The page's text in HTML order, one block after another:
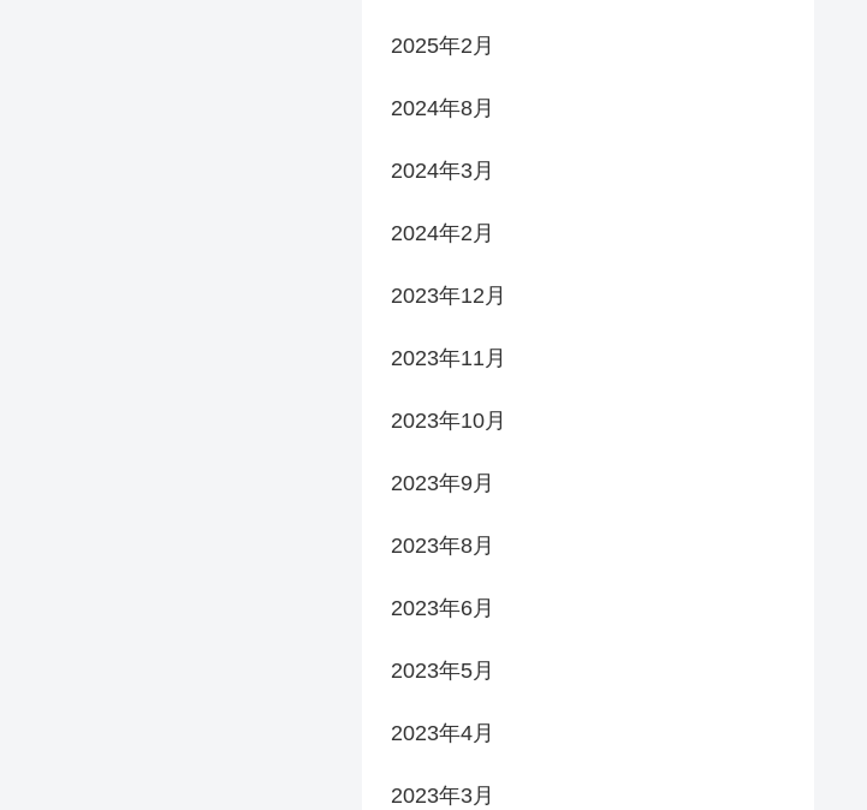
2025年2月
2024年8月
2024年3月
2024年2月
2023年12月
2023年11月
2023年10月
2023年9月
2023年8月
2023年6月
2023年5月
2023年4月
2023年3月